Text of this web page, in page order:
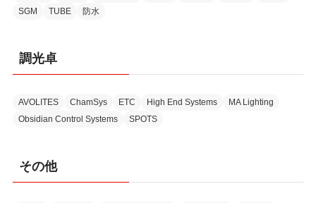
SGM
TUBE 防水
調光卓
AVOLITES ChamSys ETC High End Systems
MA Lighting
Obsidian Control Systems
SPOTS
その他